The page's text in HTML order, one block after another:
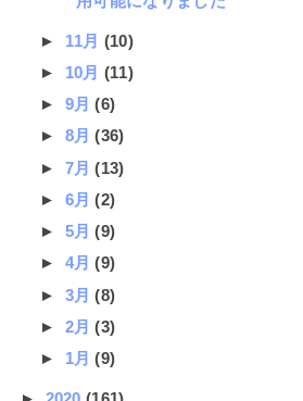
► 11月 (10)
► 10月 (11)
► 9月(6)
► 8月(36)
► 7月(13)
► 6月(2)
► 5月(9)
► 4月(9)
► 3月(8)
► 2月(3)
► 1月(9)